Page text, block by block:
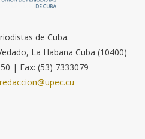
de Cuba.
La Habana Cuba (10400)
| Fax: (53) 7333079
redaccion@upec.cu